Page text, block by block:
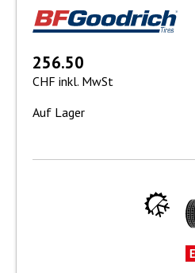
256.50
CHF inkl. MwSt
Auf Lager